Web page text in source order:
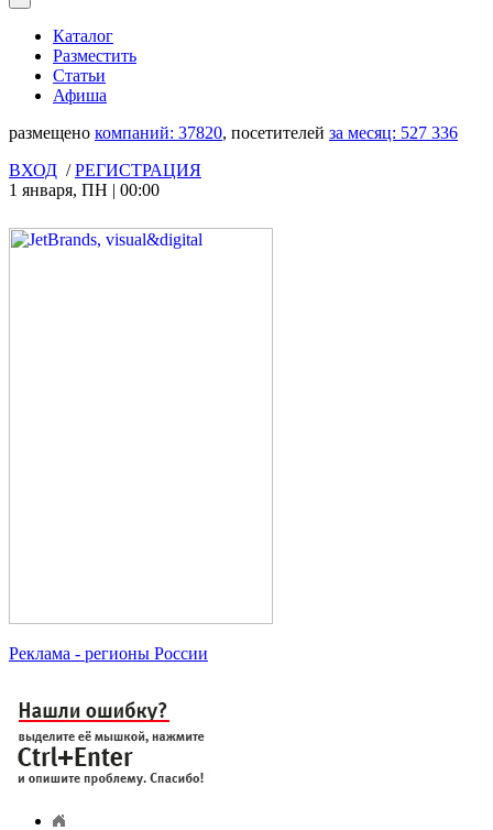
Каталог
Разместить
Статьи
Афиша
размещено компаний: 37820, посетителей за месяц: 527 336
ВХОД /РЕГИСТРАЦИЯ
1 января, ПН | 00:00
Реклама - регионы России